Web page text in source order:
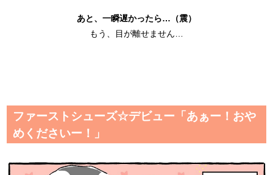
あと、一瞬遅かったら… （震）
もう、目が離せません…
ファーストシューズ☆デビュー「あぁー！おや
めくださいー！」